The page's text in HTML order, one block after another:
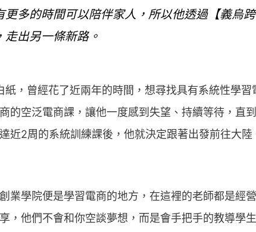
多的時間可以陪伴家人，所以他透過【義烏
出另一條新路。
，曾經花了近兩年的時間，想尋找具有系統性學
的空泛電商課，讓他一度感到失望、持續等待，直
近2周的系統訓練課後，他就決定跟著出發前往大陸
業學院便是學習電商的地方，在這裡的老師都是經
，他們不會和你空談夢想，而是會手把手的教導學生